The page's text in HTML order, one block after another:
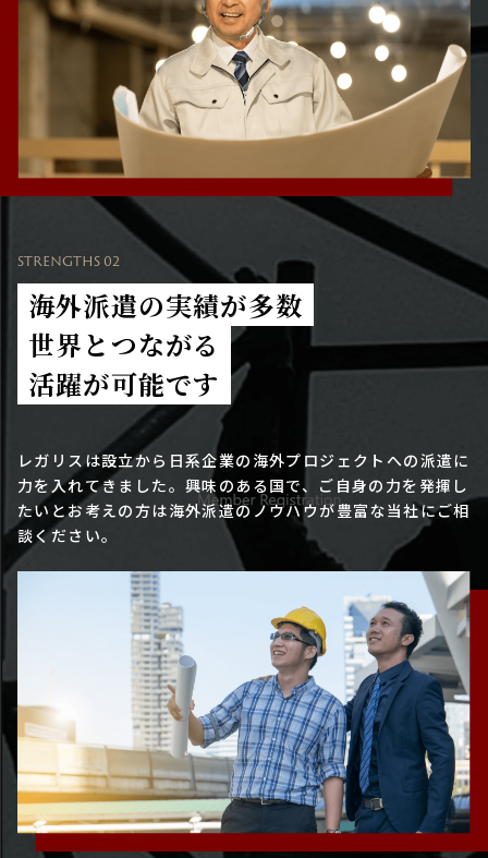
STRENGTHS 02
海外派遣の実績が多数
世界とつながる
活躍が可能です
レガリスは設立から日系企業の海外プロジェクトへの派遣に
力を入れてきました。興味のある国で、ご自身の力を発揮し
たいとお考えの方は海外派遣のノウハウが豊富な当社にご相
談ください。